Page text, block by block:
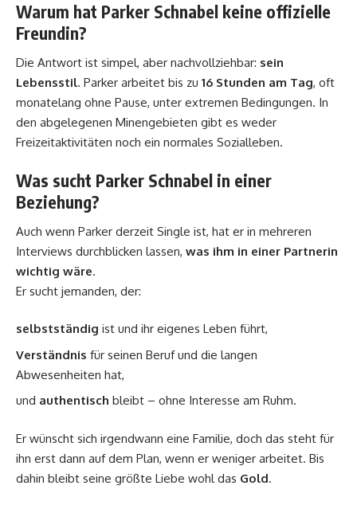
Warum hat Parker Schnabel keine offizielle
Freundin?
Die Antwort ist simpel, aber nachvollziehbar: sein
Lebensstil. Parker arbeitet bis zu 16 Stunden am Tag, oft
monatelang ohne Pause, unter extremen Bedingungen. In
den abgelegenen Minengebieten gibt es weder
Freizeitaktivitäten noch ein normales Sozialleben.
Was sucht Parker Schnabel in einer
Beziehung?
Auch wenn Parker derzeit Single ist, hat er in mehreren
Interviews durchblicken lassen, was ihm in einer Partnerin
wichtig wäre.
Er sucht jemanden, der:
selbstständig ist und ihr eigenes Leben führt,
Verständnis für seinen Beruf und die langen
Abwesenheiten hat,
und authentisch bleibt – ohne Interesse am Ruhm.
Er wünscht sich irgendwann eine Familie, doch das steht für
ihn erst dann auf dem Plan, wenn er weniger arbeitet. Bis
dahin bleibt seine größte Liebe wohl das Gold.